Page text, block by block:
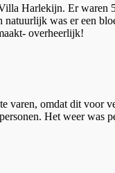
Harlekijn. Er waren
was er een
overheerlijk!
varen, omdat dit voor
Het weer was